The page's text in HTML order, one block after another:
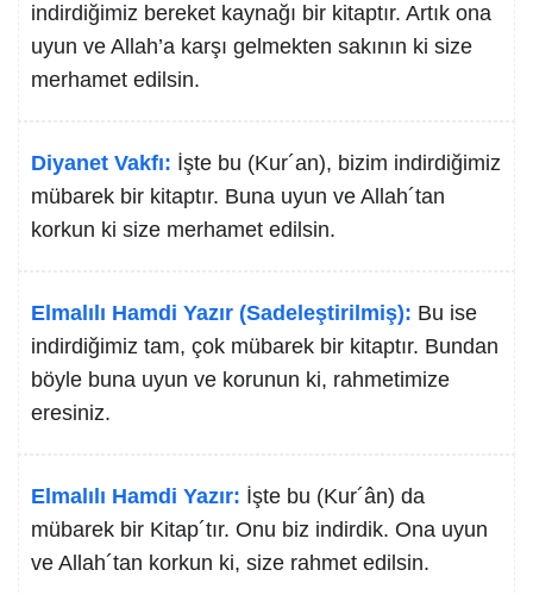
indirdiğimiz bereket kaynağı bir kitaptır. Artık ona
uyun ve Allah’a karşı gelmekten sakının ki size
merhamet edilsin.
Diyanet Vakfı: İşte bu (Kur´an), bizim indirdiğimiz
mübarek bir kitaptır. Buna uyun ve Allah´tan
korkun ki size merhamet edilsin.
Elmalılı Hamdi Yazır (Sadeleştirilmiş): Bu ise
indirdiğimiz tam, çok mübarek bir kitaptır. Bundan
böyle buna uyun ve korunun ki, rahmetimize
eresiniz.
Elmalılı Hamdi Yazır: İşte bu (Kur´ân) da
mübarek bir Kitap´tır. Onu biz indirdik. Ona uyun
ve Allah´tan korkun ki, size rahmet edilsin.